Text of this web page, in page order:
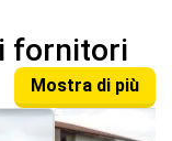
fornitori
Mostra di più